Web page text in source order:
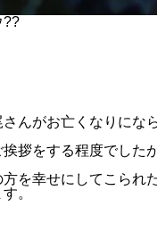
??
んがお亡くなりにな
拶をする程度でし
を幸せにしてこられた
。